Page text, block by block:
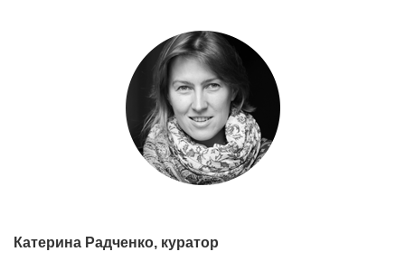
Катерина Радченко, куратор